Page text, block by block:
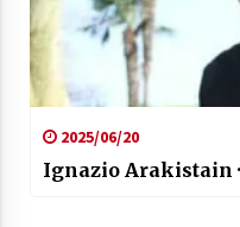
2025/06/20
Ignazio Arakistain